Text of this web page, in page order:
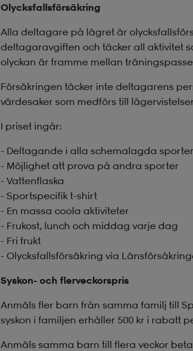
Olycksfallsförsäkring
Alla deltagare på lägret är
deltagaravgiften och täcker all aktivitet
olyckan är framme mellan
Försäkringen täcker inte deltagarens
värdesaker som medförs till
I priset ingår:
- Deltagande i alla schemalagda
- Möjlighet att prova på andra sporter
- Vattenflaska
- Sportspecifik t-shirt
- En massa coola aktiviteter
- Frukost, lunch och middag varje dag
- Fri frukt
- Olycksfallsförsäkring via
Syskon- och flerveckorspris
Anmäls fler barn från samma familj till
syskon i familjen erhåller 500 kr i rabatt
Anmäls samma barn till flera veckor